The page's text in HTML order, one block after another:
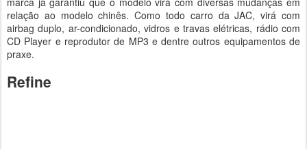
relação ao modelo chinês. Como todo carro da JAC, virá com
airbag duplo, ar-condicionado, vidros e travas elétricas, rádio com
CD Player e reprodutor de MP3 e dentre outros equipamentos de
praxe.
Refine